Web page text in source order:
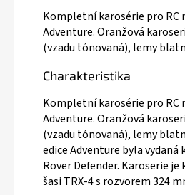
Kompletní karosérie pro RC
Adventure. Oranžová
(vzadu tónovaná), lemy
Charakteristika
Kompletní karosérie pro RC
Adventure. Oranžová
(vzadu tónovaná), lemy
edice Adventure byla vydaná
Rover Defender. Karoserie
šasi TRX-4 s rozvorem 324